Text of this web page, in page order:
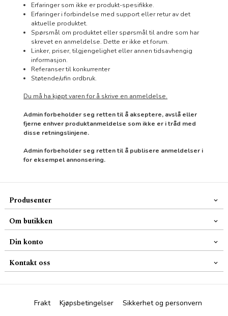
Erfaringer som ikke er produkt-spesifikke.
Erfaringer i forbindelse med support eller retur av det
aktuelle produktet.
Spørsmål om produktet eller spørsmål til andre som har
skrevet en anmeldelse. Dette er ikke et forum.
Linker, priser, tilgjengelighet eller annen tidsavhengig
informasjon.
Referanser til konkurrenter
Støtende/ufin ordbruk.
Du må ha kjøpt varen for å skrive en anmeldelse.
Admin forbeholder seg retten til å akseptere, avslå eller
fjerne enhver produktanmeldelse som ikke er i tråd med
disse retningslinjene.
Admin forbeholder seg retten til å publisere anmeldelser i
for eksempel annonsering.
Produsenter
Om butikken
Din konto
Kontakt oss
Frakt Kjøpsbetingelser Sikkerhet og personvern